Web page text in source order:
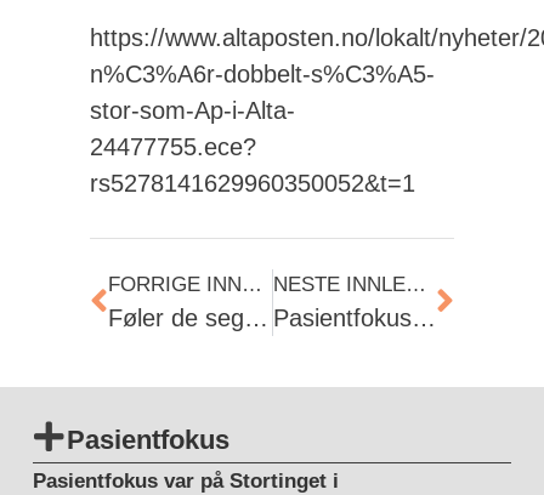
https://www.altaposten.no/lokalt/nyheter/
n%C3%A6r-dobbelt-s%C3%A5-
stor-som-Ap-i-Alta-
24477755.ece?
rs5278141629960350052&t=1
FORRIGE INNLEGG
Føler de seg skremt nu? FRP.
NESTE INNLEGG
Pasientfokus jobber for distriktene – også for Lakselv og Vadsø
Pasientfokus
Pasientfokus var på Stortinget i